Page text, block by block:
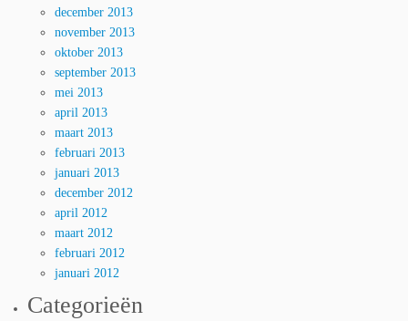
december 2013
november 2013
oktober 2013
september 2013
mei 2013
april 2013
maart 2013
februari 2013
januari 2013
december 2012
april 2012
maart 2012
februari 2012
januari 2012
Categorieën